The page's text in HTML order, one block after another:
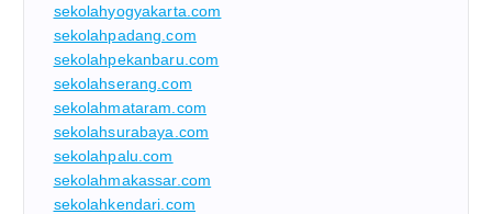
sekolahyogyakarta.com
sekolahpadang.com
sekolahpekanbaru.com
sekolahserang.com
sekolahmataram.com
sekolahsurabaya.com
sekolahpalu.com
sekolahmakassar.com
sekolahkendari.com